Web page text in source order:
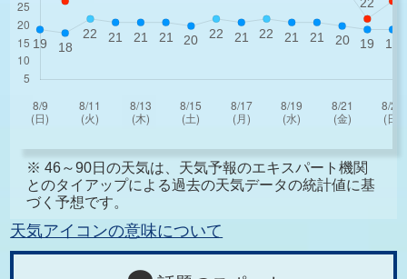
※ 46～90日の天気は、天気予報のエキスパート機関
とのタイアップによる過去の天気データの統計値に基
づく予想です。
天気アイコンの意味について